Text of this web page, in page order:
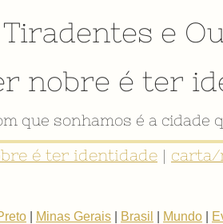
Tiradentes e
nobre é ter
que sonhamos é a
é ter identidade | carta/
Minas Gerais Brasil Mundo